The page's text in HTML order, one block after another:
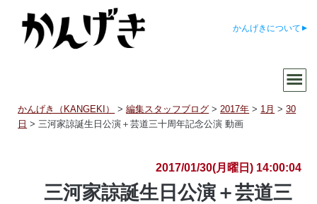
かんげきについて
かんげき（KANGEKI） >編集スタッフブログ >2017年 > 1月 >30
日 >三河家諒誕生日公演＋芸道三十周年記念公演 動画
2017/01/30(月曜日) 14:00:04
三河家諒誕生日公演＋芸道三